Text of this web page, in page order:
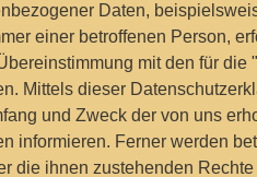
Daten,
einer betroffenen Person,
mit den für
Mittels dieser
und Zweck der von uns
informieren. Ferner werden
die ihnen zustehenden Rechte